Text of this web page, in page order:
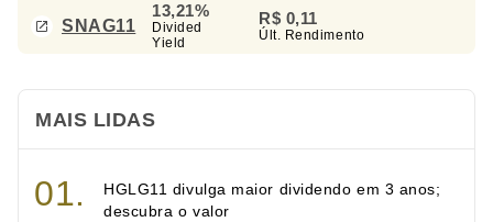
SNAG11
13,21%
Divided
Yield
R$ 0,11
Últ. Rendimento
MAIS LIDAS
HGLG11 divulga maior dividendo em 3 anos;
descubra o valor